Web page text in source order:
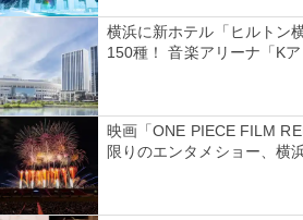
横浜に新ホテル「ヒルトン
150種！ 音楽アリーナ「K
映画「ONE PIECE FILM
限りのエンタメショー、横